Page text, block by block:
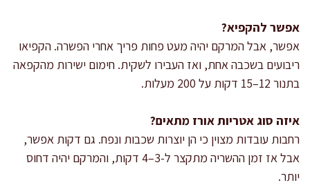
אפשר להקפיא?
אפשר, אבל המרקם יהיה מעט פחות פריך אחרי הפשרה. הקפיאו
ריבועים בשכבה אחת, ואז העבירו לשקית. חימום ישירות מהקפאה
בתנור 12–15 דקות על 200 מעלות.
איזה סוג אטריות אורז מתאים?
רחבות עובדות מצוין כי הן יוצרות שכבות ונפח. גם דקות אפשר,
אבל אז זמן ההשריה מתקצר ל-3–4 דקות, והמרקם יהיה דחוס
יותר.